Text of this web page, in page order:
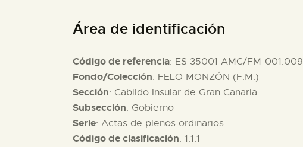
Área de identificación
Código de referencia: ES 35001 AMC/FM-001.009
Fondo/Colección: FELO MONZÓN (F.M.)
Sección: Cabildo Insular de Gran Canaria
Subsección: Gobierno
Serie: Actas de plenos ordinarios
Código de clasificación: 1.1.1